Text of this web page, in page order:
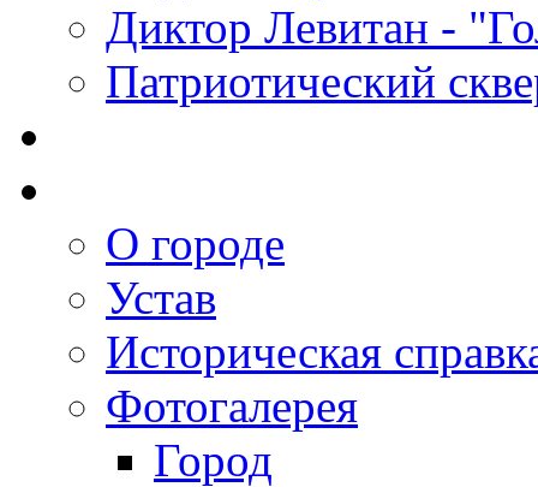
Диктор Левитан -
Патриотический
О городе
Устав
Историческая
Фотогалерея
Город